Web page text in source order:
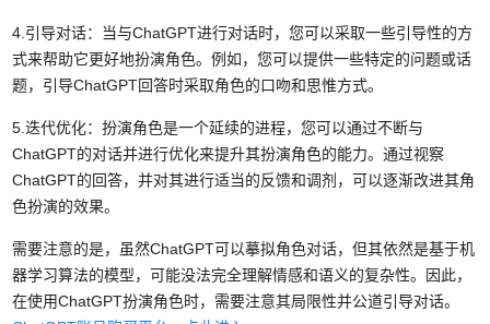
4.引导对话：当与ChatGPT进行对话时，您可以采取一些引导性的方
式来帮助它更好地扮演角色。例如，您可以提供一些特定的问题或话
题，引导ChatGPT回答时采取角色的口吻和思惟方式。
5.迭代优化：扮演角色是一个延续的进程，您可以通过不断与
ChatGPT的对话并进行优化来提升其扮演角色的能力。通过视察
ChatGPT的回答，并对其进行适当的反馈和调剂，可以逐渐改进其角
色扮演的效果。
需要注意的是，虽然ChatGPT可以摹拟角色对话，但其依然是基于机
器学习算法的模型，可能没法完全理解情感和语义的复杂性。因此，
在使用ChatGPT扮演角色时，需要注意其局限性并公道引导对话。